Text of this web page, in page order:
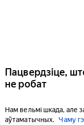
Пацвердзіце,
не робат
Нам вельмі шкада, але
аўтаматычных.
Чаму